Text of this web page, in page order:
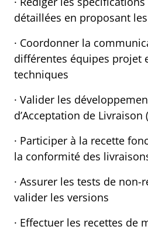
détaillées en proposant
· Coordonner la
différentes équipes projet
techniques
· Valider les
d’Acceptation de Livraison
· Participer à la recette
la conformité des
· Assurer les tests de
valider les versions
· Effectuer les recettes de